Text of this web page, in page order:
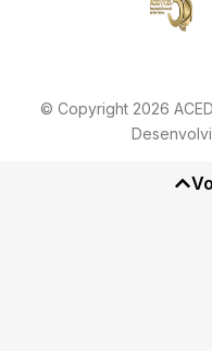
© Copyright 2026